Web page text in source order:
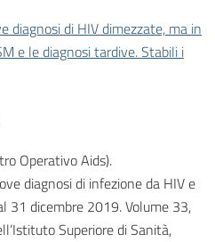
diagnosi di HIV dimezzate, ma in
e le diagnosi tardive. Stabili i
Operativo Aids).
diagnosi di infezione da HIV e
31 dicembre 2019. Volume 33,
Superiore di Sanità,